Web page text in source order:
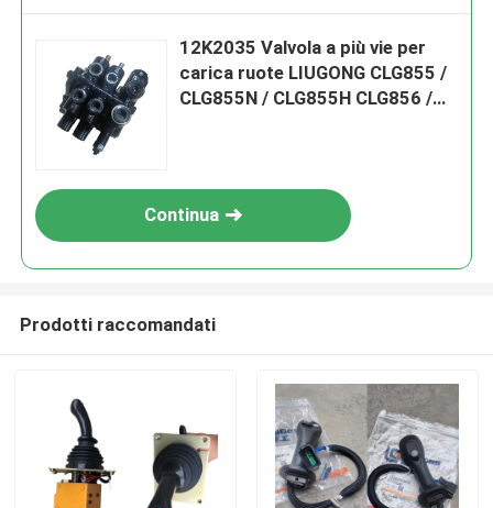
12K2035 Valvola a più vie per
carica ruote LIUGONG CLG855 /
CLG855N / CLG855H CLG856 /
Continua
Prodotti raccomandati